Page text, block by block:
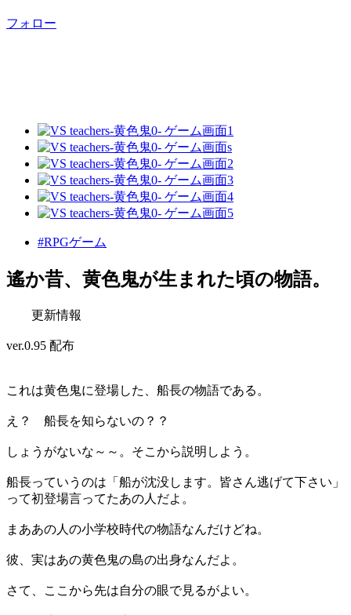
フォロー
#RPGゲーム
遙か昔、黄色鬼が生まれた頃の物語。
更新情報
ver.0.95 配布
これは黄色鬼に登場した、船長の物語である。
え？ 船長を知らないの？？
しょうがないな～～。そこから説明しよう。
船長っていうのは「船が沈没します。皆さん逃げて下さい」
って初登場言ってたあの人だよ。
まああの人の小学校時代の物語なんだけどね。
彼、実はあの黄色鬼の島の出身なんだよ。
さて、ここから先は自分の眼で見るがよい。